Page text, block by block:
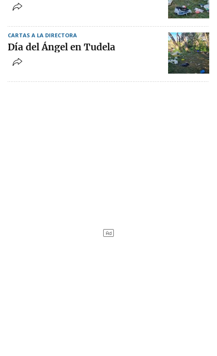
CARTAS A LA DIRECTORA
Día del Ángel en Tudela